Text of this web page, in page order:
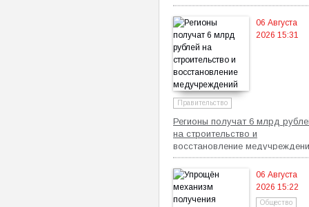
платформ
06 Августа
2026 15:31
Правительство
Регионы получат 6 млрд
на строительство и
восстановление
06 Августа
2026 15:22
Общество